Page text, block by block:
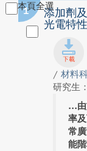
本頁全選
1
添加劑
光電特
/ 材料
研究生
率
常
能